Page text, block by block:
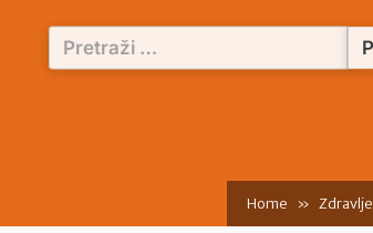
Pretraži:
Home Zdravlje